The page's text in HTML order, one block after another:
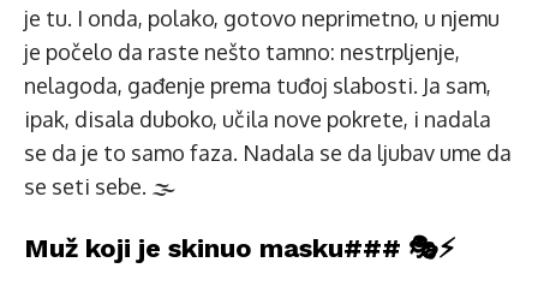
je tu. I onda, polako, gotovo neprimetno, u njemu
je počelo da raste nešto tamno: nestrpljenje,
nelagoda, gađenje prema tuđoj slabosti. Ja sam,
ipak, disala duboko, učila nove pokrete, i nadala
se da je to samo faza. Nadala se da ljubav ume da
se seti sebe. 🌫️
Muž koji je skinuo masku### 🎭⚡